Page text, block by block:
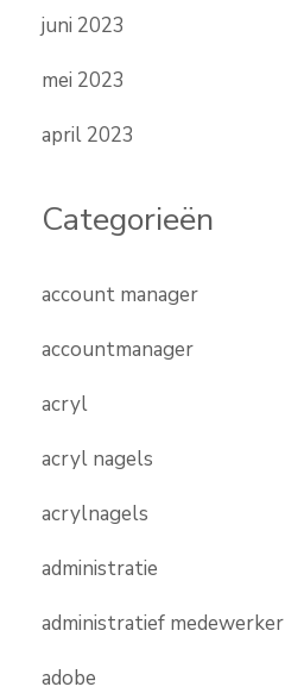
juni 2023
mei 2023
april 2023
Categorieën
account manager
accountmanager
acryl
acryl nagels
acrylnagels
administratie
administratief medewerker
adobe